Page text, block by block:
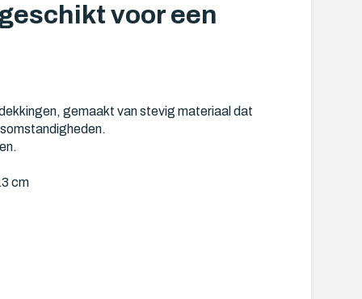
voor een
gemaakt van stevig materiaal dat
cm